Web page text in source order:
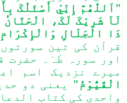
"اَللّٰھُمَّ إِنِّيْ أَسْئَلُکَ
لَآ شَرِیْکَ لَکَ، الْحَنَّانُ
ذَا الْجَلَالِ
قرآن کی تین
اور سورہ طٰہٰ۔ حضرت
میرے نزدیک اسم
الْقَیُّوْمُ" یعنی دو
واحدی کی کتاب